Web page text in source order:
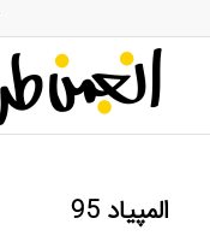
المپیاد 95